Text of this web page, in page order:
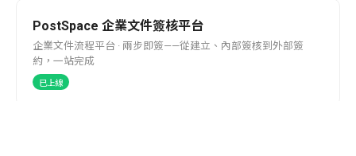
PostSpace 企業文件簽核平台
企業文件流程平台 · 兩步即簽——從建立、內部簽核到外部簽
約，一站完成
已上線